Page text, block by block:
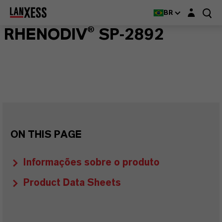
BR Login layer
RHENODIV® SP-2892
ON THIS PAGE
Informações sobre o produto
Product Data Sheets